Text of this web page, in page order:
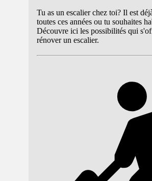
Tu as un escalier chez toi? Il est
toutes ces années ou tu souhaites
Découvre ici les possibilités qui
rénover un escalier.